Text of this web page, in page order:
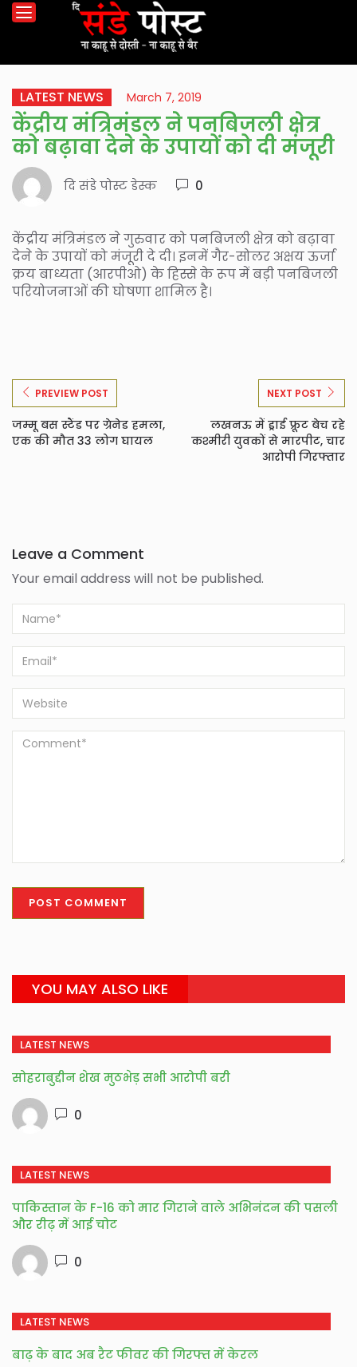
LATEST NEWS March 7, 2019
केंद्रीय मंत्रिमंडल ने पनबिजली क्षेत्र
को बढ़ावा देने के उपायों को दी मंजूरी
दि संडे पोस्ट डेस्क 0
केंद्रीय मंत्रिमंडल ने गुरुवार को पनबिजली क्षेत्र को बढ़ावा
देने के उपायों को मंजूरी दे दी। इनमें गैर-सोलर अक्षय ऊर्जा
क्रय बाध्यता (आरपीओ) के हिस्से के रूप में बड़ी पनबिजली
परियोजनाओं की घोषणा शामिल है।
PREVIEW POST
जम्मू बस स्टैंड पर ग्रेनेड हमला,
एक की मौत 33 लोग घायल
NEXT POST
लखनऊ में ड्राई फ्रूट बेच रहे
कश्मीरी युवकों से मारपीट, चार
आरोपी गिरफ्तार
Leave a Comment
Your email address will not be published.
YOU MAY ALSO LIKE
LATEST NEWS
सोहराबुद्दीन शेख मुठभेड़ सभी आरोपी बरी
0
LATEST NEWS
पाकिस्तान के F-16 को मार गिराने वाले अभिनंदन की पसली
और रीढ़ में आई चोट
0
LATEST NEWS
बाढ़ के बाद अब रैट फीवर की गिरफ्त में केरल